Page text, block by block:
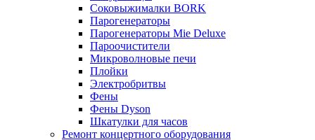
Соковыжималки BORK
Парогенераторы
Парогенераторы Mie Deluxe
Пароочистители
Микроволновые печи
Плойки
Электробритвы
Фены
Фены Dyson
Шкатулки для часов
Ремонт концертного оборудования